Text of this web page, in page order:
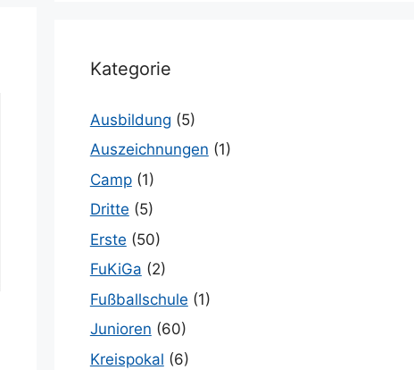
Kategorie
Ausbildung (5)
Auszeichnungen (1)
Camp(1)
Dritte (5)
Erste (50)
FuKiGa (2)
Fußballschule (1)
Junioren (60)
Kreispokal (6)